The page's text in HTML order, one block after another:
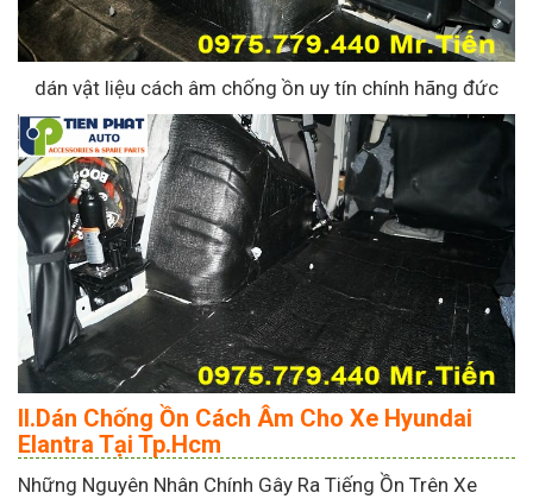
dán vật liệu cách âm chống ồn uy tín chính hãng đức
II.Dán Chống Ồn Cách Âm Cho Xe Hyundai
Elantra Tại Tp.Hcm
Những Nguyên Nhân Chính Gây Ra Tiếng Ồn Trên Xe